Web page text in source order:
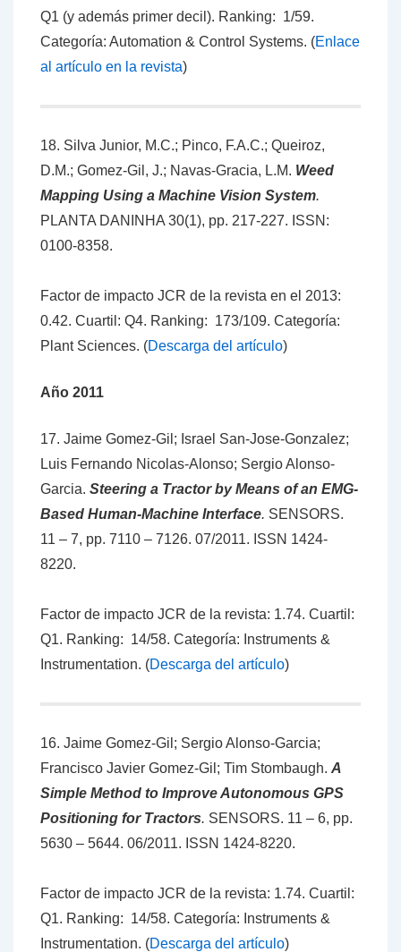
Q1 (y además primer decil). Ranking: 1/59.
Categoría: Automation & Control Systems. (Enlace
al artículo en la revista)
18. Silva Junior, M.C.; Pinco, F.A.C.; Queiroz,
D.M.; Gomez-Gil, J.; Navas-Gracia, L.M. Weed
Mapping Using a Machine Vision System.
PLANTA DANINHA 30(1), pp. 217-227. ISSN:
0100-8358.
Factor de impacto JCR de la revista en el 2013:
0.42. Cuartil: Q4. Ranking: 173/109. Categoría:
Plant Sciences. (Descarga del artículo)
Año 2011
17. Jaime Gomez-Gil; Israel San-Jose-Gonzalez;
Luis Fernando Nicolas-Alonso; Sergio Alonso-
Garcia. Steering a Tractor by Means of an EMG-
Based Human-Machine Interface. SENSORS.
11 – 7, pp. 7110 – 7126. 07/2011. ISSN 1424-
8220.
Factor de impacto JCR de la revista: 1.74. Cuartil:
Q1. Ranking: 14/58. Categoría: Instruments &
Instrumentation. (Descarga del artículo)
16. Jaime Gomez-Gil; Sergio Alonso-Garcia;
Francisco Javier Gomez-Gil; Tim Stombaugh. A
Simple Method to Improve Autonomous GPS
Positioning for Tractors. SENSORS. 11 – 6, pp.
5630 – 5644. 06/2011. ISSN 1424-8220.
Factor de impacto JCR de la revista: 1.74. Cuartil:
Q1. Ranking: 14/58. Categoría: Instruments &
Instrumentation. (Descarga del artículo)